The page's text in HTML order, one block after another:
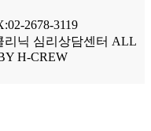
2678-3119
리닉 심리상담센터 ALL
H-CREW